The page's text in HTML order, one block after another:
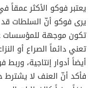
يعتبر فوكو الأكثر
يرى فوكو أنّ السلطات
تكون موجهة للمؤسسات
تعني دائماً الصراع أو
أيضاً أدوار إنتاجية،
فأكد أنّ العنف لا يشترط